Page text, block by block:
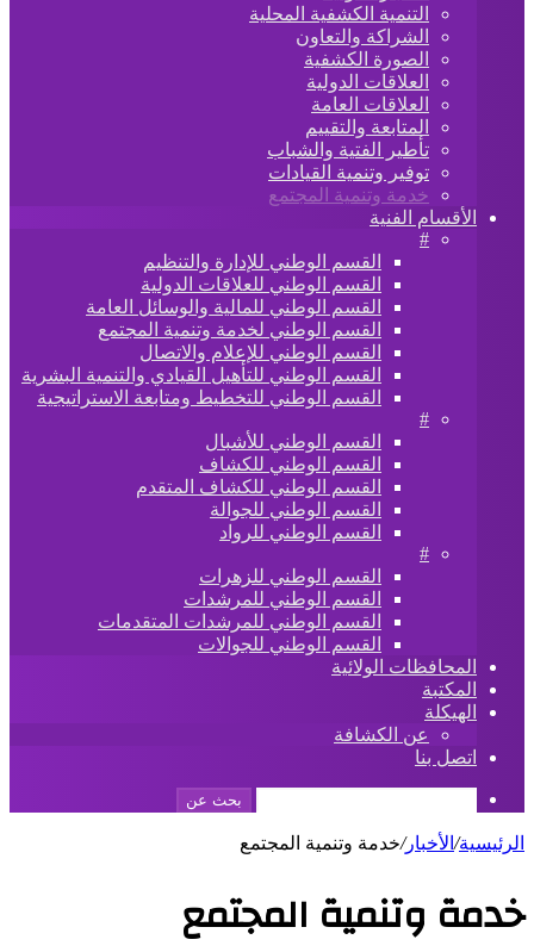
التنمية الكشفية المحلية
الشراكة والتعاون
الصورة الكشفية
العلاقات الدولية
العلاقات العامة
المتابعة والتقييم
تأطير الفتية والشباب
توفير وتنمية القيادات
خدمة وتنمية المجتمع
الأقسام الفنية
#
القسم الوطني للإدارة والتنظيم
القسم الوطني للعلاقات الدولية
القسم الوطني للمالية والوسائل العامة
القسم الوطني لخدمة وتنمية المجتمع
القسم الوطني للإعلام والاتصال
القسم الوطني للتأهيل القيادي والتنمية البشرية
القسم الوطني للتخطيط ومتابعة الاستراتيجية
#
القسم الوطني للأشبال
القسم الوطني للكشاف
القسم الوطني للكشاف المتقدم
القسم الوطني للجوالة
القسم الوطني للرواد
#
القسم الوطني للزهرات
القسم الوطني للمرشدات
القسم الوطني للمرشدات المتقدمات
القسم الوطني للجوالات
المحافظات الولائية
المكتبة
الهيكلة
عن الكشافة
اتصل بنا
بحث عن
الرئيسية/ الأخبار/خدمة وتنمية المجتمع
خدمة وتنمية المجتمع